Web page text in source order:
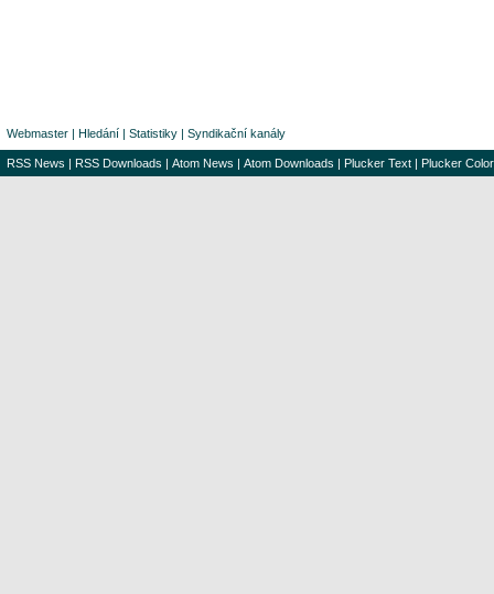
Webmaster | Hledání | Statistiky | Syndikační kanály
RSS News | RSS Downloads | Atom News | Atom Downloads | Plucker Text | Plucker Color